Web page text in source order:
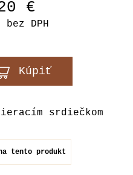
€
bez DPH
srdiečkom
tento produkt